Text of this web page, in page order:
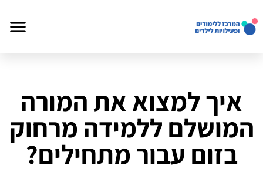
איך למצוא את המורה
המושלם ללמידה מרחוק
בזום עבור מתחילים?